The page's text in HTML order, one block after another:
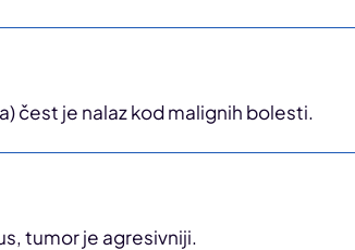
čest je nalaz kod malignih bolesti.
tumor je agresivniji.